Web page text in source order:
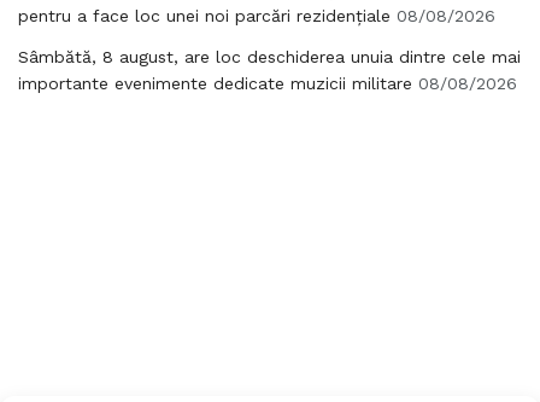
pentru a face loc unei noi parcări rezidențiale 08/08/2026
Sâmbătă, 8 august, are loc deschiderea unuia dintre cele mai
importante evenimente dedicate muzicii militare 08/08/2026